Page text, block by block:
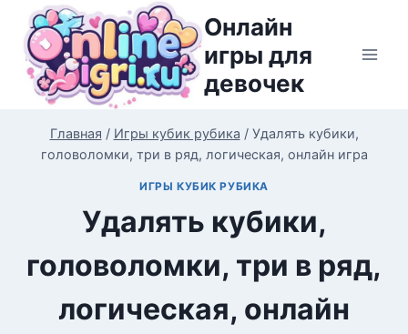
Перейти
содержимому
Онлайн
игры для
девочек
Главная / Игры кубик рубика / Удалять кубики,
головоломки, три в ряд, логическая, онлайн игра
ИГРЫ КУБИК РУБИКА
Удалять кубики,
головоломки, три в ряд,
логическая, онлайн